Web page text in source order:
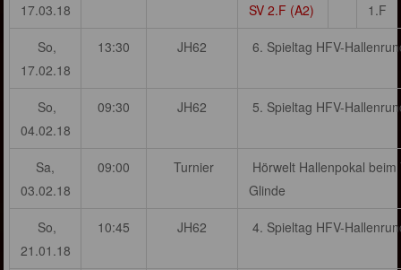
17.03.18
SV 2.F (A2)
1.F
So,
17.02.18
13:30 JH62 6. Spieltag HFV-
So,
04.02.18
09:30 JH62 5. Spieltag HFV-
Sa,
03.02.18
09:00 Turnier
Hörwelt Hallenpokal beim
Glinde
So,
21.01.18
10:45 JH62 4. Spieltag HFV-